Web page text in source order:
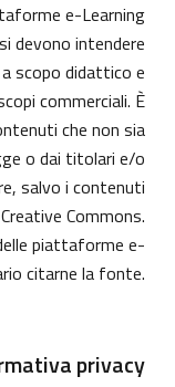
e-Learning
devono intendere
scopo didattico e
commerciali. È
che non sia
o dai titolari e/o
salvo i contenuti
Commons.
piattaforme e-
citarne la fonte.
privacy